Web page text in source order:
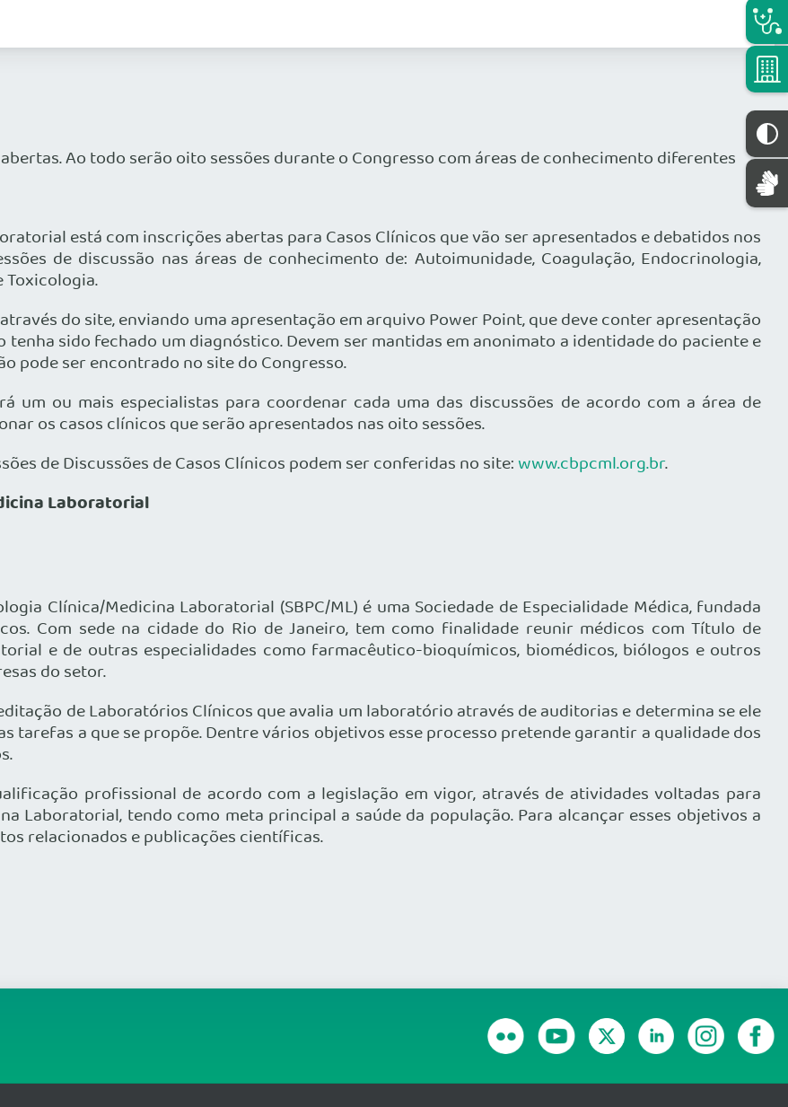
Ao todo serão oito sessões durante o Congresso com áreas de conhecimento diferentes
está com inscrições abertas para Casos Clínicos que vão ser apresentados e debatidos nos
de discussão nas áreas de conhecimento de: Autoimunidade, Coagulação, Endocrinologia,
Toxicologia.
do site, enviando uma apresentação em arquivo Power Point, que deve conter apresentação
sido fechado um diagnóstico. Devem ser mantidas em anonimato a identidade do paciente e
pode ser encontrado no site do Congresso.
um ou mais especialistas para coordenar cada uma das discussões de acordo com a área de
os casos clínicos que serão apresentados nas oito sessões.
de Discussões de Casos Clínicos podem ser conferidas no site:www.cbpcml.org.br.
Laboratorial
Clínica/Medicina Laboratorial (SBPC/ML) é uma Sociedade de Especialidade Médica, fundada
Com sede na cidade do Rio de Janeiro, tem como finalidade reunir médicos com Título de
e de outras especialidades como farmacêutico-bioquímicos, biomédicos, biólogos e outros
do setor.
de Laboratórios Clínicos que avalia um laboratório através de auditorias e determina se ele
tarefas a que se propõe. Dentre vários objetivos esse processo pretende garantir a qualidade dos
profissional de acordo com a legislação em vigor, através de atividades voltadas para
Laboratorial, tendo como meta principal a saúde da população. Para alcançar esses objetivos a
relacionados e publicações científicas.